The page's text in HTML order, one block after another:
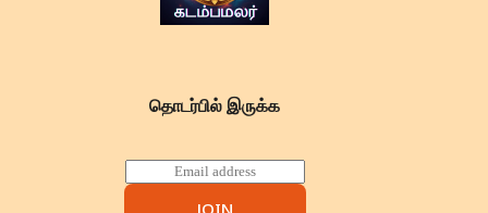
தொடர்பில் இருக்க
m